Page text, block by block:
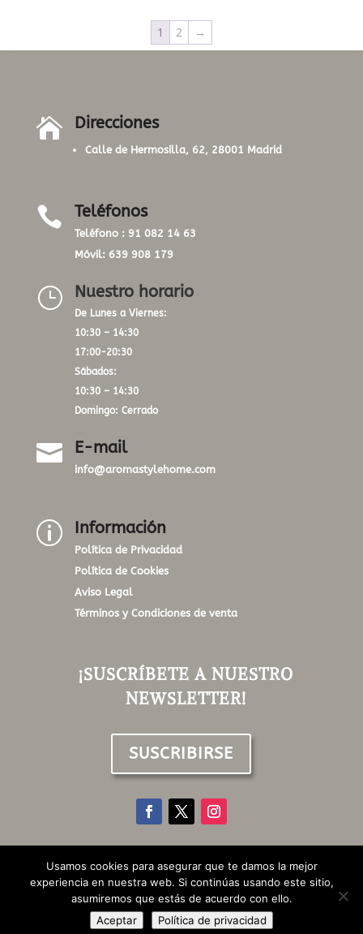
1 2 →
 Direcciones
Calle de Hermosilla, 62, 28001 Madrid
 Teléfonos
Teléfono : 91 082 14 63
Móvil: 639 908 179
} Nuestro horario
De Lunes a Viernes:
10:30 – 14:30
17:00-20:30
Sábados:
10:30 – 14:30
Domingo: Cerrado
 E-mail
info@aromastylehome.com
p Información
Política de Privacidad
Política de Cookies
Aviso Legal
Términos y Condiciones de venta
¡SUSCRÍBETE A NUESTRO
NEWSLETTER!
SUSCRIBIRSE
©Aroma Style Home | Todos los derechos reservados |
Design by Pixelgroup
Usamos cookies para asegurar que te damos la mejor
experiencia en nuestra web. Si continúas usando este sitio,
asumiremos que estás de acuerdo con ello.
Aceptar
Política de privacidad